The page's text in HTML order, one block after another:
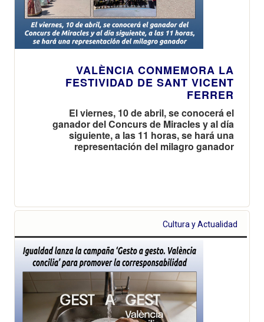
VALÈNCIA CONMEMORA LA
FESTIVIDAD DE SANT VICENT
FERRER
El viernes, 10 de abril, se conocerá el
ganador del Concurs de Miracles y al día
siguiente, a las 11 horas, se hará una
representación del milagro ganador
Cultura y Actualidad